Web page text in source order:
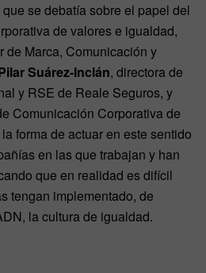
se debatía sobre el papel del
de valores e igualdad,
de Marca, Comunicación y
Suárez-Inclán, directora de
y RSE de Reale Seguros, y
Comunicación Corporativa de
forma de actuar en este sentido
en las que trabajan y han
que en realidad es difícil
tengan implementado, de
la cultura de igualdad.